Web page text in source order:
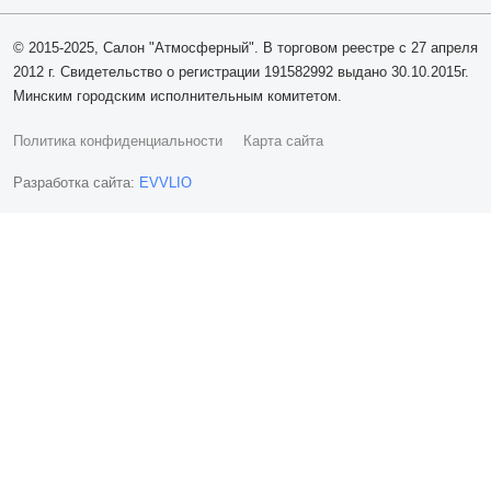
© 2015-2025, Салон "Атмосферный". В торговом реестре с 27 апреля
2012 г. Свидетельство о регистрации 191582992 выдано 30.10.2015г.
Минским городским исполнительным комитетом.
Политика конфиденциальности Карта сайта
Разработка сайта: EVVLIO